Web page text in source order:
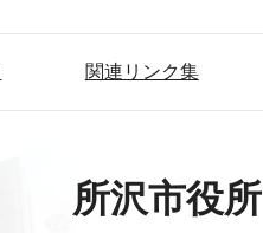
関連リンク集
所沢市役所